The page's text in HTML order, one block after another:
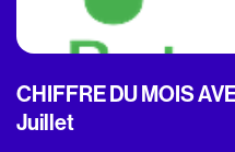
CHIFFRE DU MOIS
Juillet